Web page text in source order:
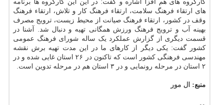
کارگروه های هم افزا اشاره و گفت: در این این کارگروه ها برنامه
های ارتقاء فرهنگ سلامت، ارتقاء فرهنگ کار و تلاش، ارتقاء فرهنگ
وقف در کشور، ارتقاء فرهنگ صیانت از محیط زیست، ترویج مصرف
بهینه آب و ترویج فرهنگ ورزش همگانی تهیه و دنبال شد. آشنا در
قسمت دیگری از گزارش عملکرد یک ساله شورای فرهنگ عمومی
کشور گفت: یکی دیگر از کارهای ما در این مدت تهیه برش نقشه
مهندسی فرهنگی کشور است که تاکنون در ۲۶ استان غایی شده و در
۲ استان در مرحله رونمایی و در ۳ استان هم در مرحله تدوین است.
منبع: ال مور